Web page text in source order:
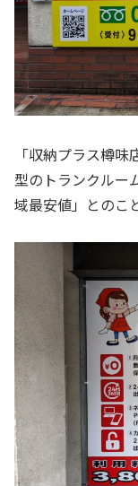
「収納プラス樽
型のトランクルー
域最安値」とのこ